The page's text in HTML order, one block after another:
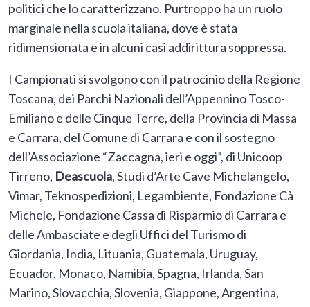
politici che lo caratterizzano. Purtroppo ha un ruolo
marginale nella scuola italiana, dove è stata
ridimensionata e in alcuni casi addirittura soppressa.
I Campionati si svolgono con il patrocinio della Regione
Toscana, dei Parchi Nazionali dell’Appennino Tosco-
Emiliano e delle Cinque Terre, della Provincia di Massa
e Carrara, del Comune di Carrara e con il sostegno
dell’Associazione “Zaccagna, ieri e oggi”, di Unicoop
Tirreno, Deascuola, Studi d’Arte Cave Michelangelo,
Vimar, Teknospedizioni, Legambiente, Fondazione Cà
Michele, Fondazione Cassa di Risparmio di Carrara e
delle Ambasciate e degli Uffici del Turismo di
Giordania, India, Lituania, Guatemala, Uruguay,
Ecuador, Monaco, Namibia, Spagna, Irlanda, San
Marino, Slovacchia, Slovenia, Giappone, Argentina,